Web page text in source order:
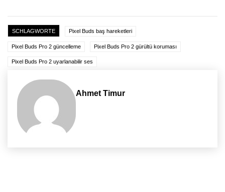
SCHLAGWORTE Pixel Buds baş hareketleri
Pixel Buds Pro 2 güncelleme Pixel Buds Pro 2 gürültü koruması
Pixel Buds Pro 2 uyarlanabilir ses
Ahmet Timur